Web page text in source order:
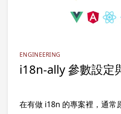
ENGINEERING
i18n-ally 參數設定
在有做 i18n 的專案裡，通常